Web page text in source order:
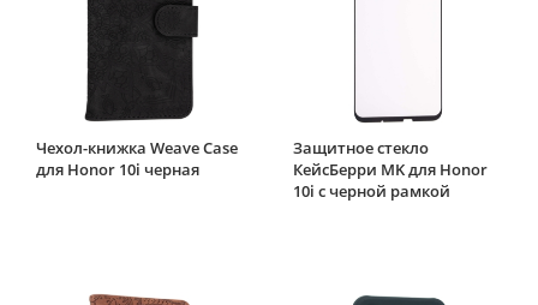
Чехол-книжка Weave Case
для Honor 10i черная
Защитное стекло
КейсБерри MK для Honor
10i с черной рамкой